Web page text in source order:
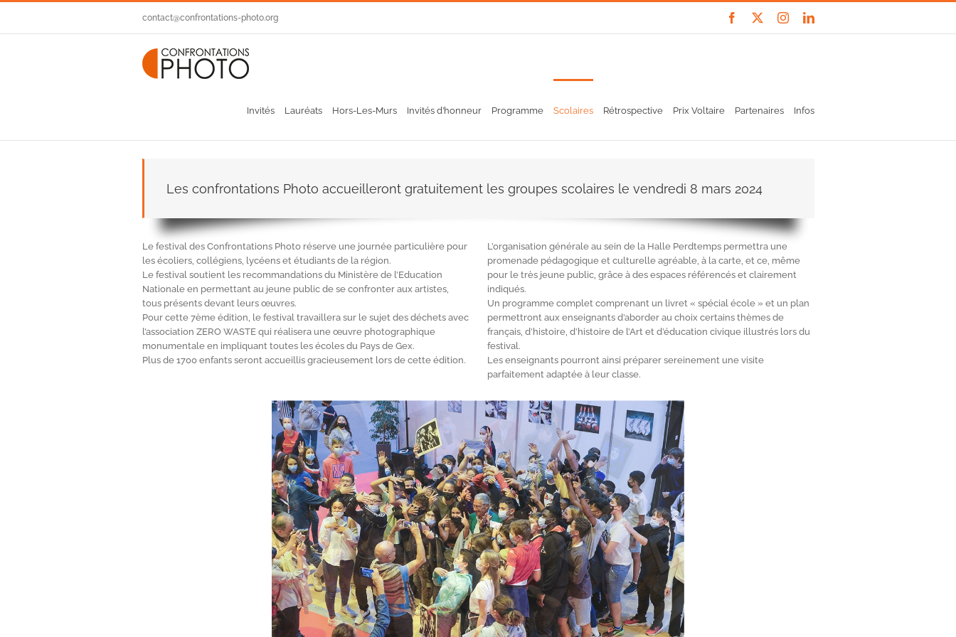
contenu
contact@confrontations-photo.org Facebook
X InstagramLinkedIn
Invités Lauréats Hors-Les-Murs Invités d’honneur Programme Scolaires Rétrospective Prix Voltaire Partenaires Infos
Les confrontations Photo accueilleront gratuitement les groupes scolaires le vendredi 8 mars 2024
Le festival des Confrontations Photo réserve une journée particulière pour
les écoliers, collégiens, lycéens et étudiants de la région.
Le festival soutient les recommandations du Ministère de l’Education
Nationale en permettant au jeune public de se confronter aux artistes,
tous présents devant leurs œuvres.
Pour cette 7ème édition, le festival travaillera sur le sujet des déchets avec
l’association ZERO WASTE qui réalisera une œuvre photographique
monumentale en impliquant toutes les écoles du Pays de Gex.
Plus de 1700 enfants seront accueillis gracieusement lors de cette édition.
L’organisation générale au sein de la Halle Perdtemps permettra une
promenade pédagogique et culturelle agréable, à la carte, et ce, même
pour le très jeune public, grâce à des espaces référencés et clairement
indiqués.
Un programme complet comprenant un livret « spécial école » et un plan
permettront aux enseignants d’aborder au choix certains thèmes de
français, d’histoire, d’histoire de l’Art et d’éducation civique illustrés lors du
festival.
Les enseignants pourront ainsi préparer sereinement une visite
parfaitement adaptée à leur classe.